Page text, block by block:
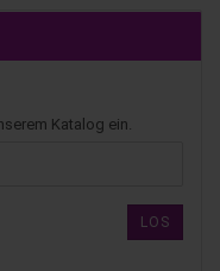
Katalog ein.
LOS